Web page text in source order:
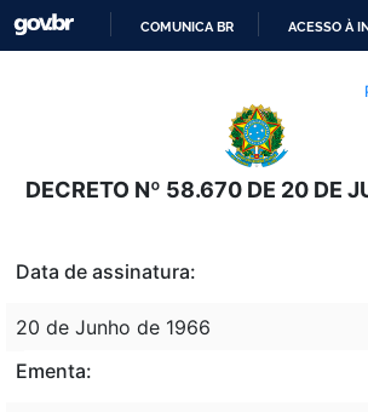
O
CONTEÚDO
COMUNICA BR ACESSO À
DECRETO Nº 58.670 DE 20 DE
Data de assinatura:
20 de Junho de 1966
Ementa: